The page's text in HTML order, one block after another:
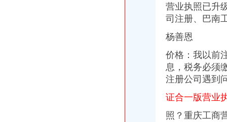
营业执照已升
司注册、巴南
杨善恩
价格：我以前
息，税务必须
注册公司遇到
证合一版营业
照？重庆工商